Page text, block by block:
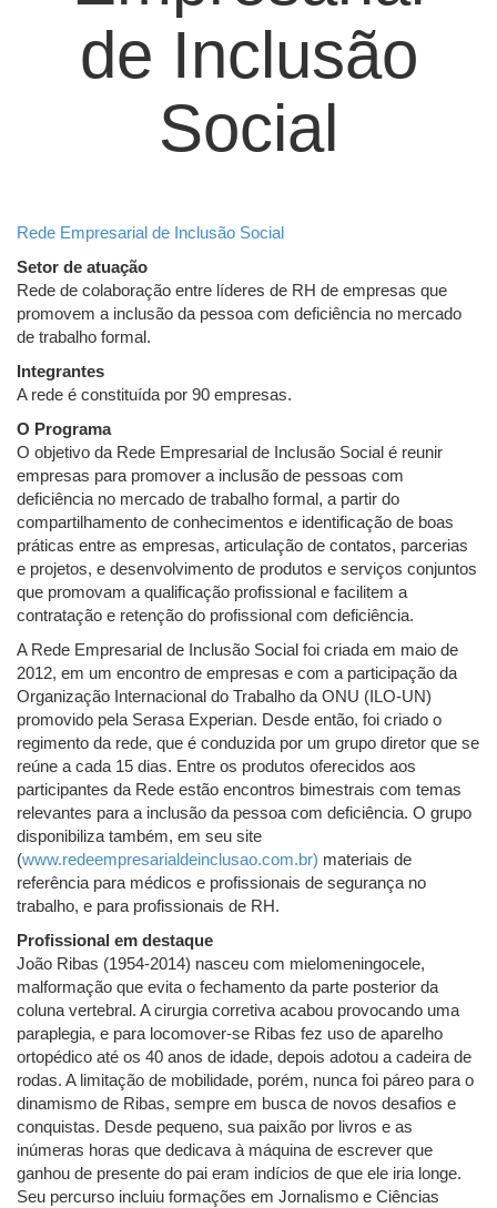
de Inclusão
Social
Rede Empresarial de Inclusão Social
Setor de atuação
Rede de colaboração entre líderes de RH de empresas que
promovem a inclusão da pessoa com deficiência no mercado
de trabalho formal.
Integrantes
A rede é constituída por 90 empresas.
O Programa
O objetivo da Rede Empresarial de Inclusão Social é reunir
empresas para promover a inclusão de pessoas com
deficiência no mercado de trabalho formal, a partir do
compartilhamento de conhecimentos e identificação de boas
práticas entre as empresas, articulação de contatos, parcerias
e projetos, e desenvolvimento de produtos e serviços conjuntos
que promovam a qualificação profissional e facilitem a
contratação e retenção do profissional com deficiência.
A Rede Empresarial de Inclusão Social foi criada em maio de
2012, em um encontro de empresas e com a participação da
Organização Internacional do Trabalho da ONU (ILO-UN)
promovido pela Serasa Experian. Desde então, foi criado o
regimento da rede, que é conduzida por um grupo diretor que se
reúne a cada 15 dias. Entre os produtos oferecidos aos
participantes da Rede estão encontros bimestrais com temas
relevantes para a inclusão da pessoa com deficiência. O grupo
disponibiliza também, em seu site
(www.redeempresarialdeinclusao.com.br) materiais de
referência para médicos e profissionais de segurança no
trabalho, e para profissionais de RH.
Profissional em destaque
João Ribas (1954-2014) nasceu com mielomeningocele,
malformação que evita o fechamento da parte posterior da
coluna vertebral. A cirurgia corretiva acabou provocando uma
paraplegia, e para locomover-se Ribas fez uso de aparelho
ortopédico até os 40 anos de idade, depois adotou a cadeira de
rodas. A limitação de mobilidade, porém, nunca foi páreo para o
dinamismo de Ribas, sempre em busca de novos desafios e
conquistas. Desde pequeno, sua paixão por livros e as
inúmeras horas que dedicava à máquina de escrever que
ganhou de presente do pai eram indícios de que ele iria longe.
Seu percurso incluiu formações em Jornalismo e Ciências